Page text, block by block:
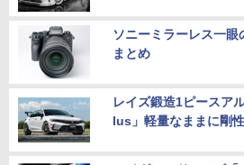
ソニーミラーレス一
まとめ
レイズ鍛造1ピースア
lus」軽量なままに剛